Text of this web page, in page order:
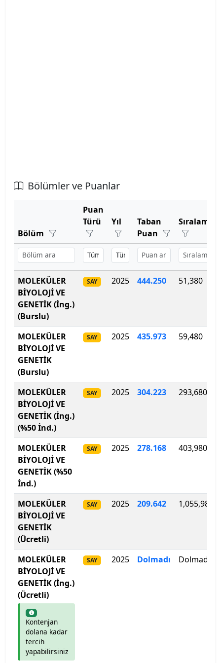
Bartın Üniversitesi
Başkent Üniversitesi
Başkent Üniversitesi
Başkent Üniversitesi
Batman Üniversitesi
Bayburt Üniversitesi
Beykoz Üniversitesi
Bezm-İ Alem Vakıf Üniversitesi
Bilecik Şeyh Edebali Üniversitesi
Bingöl Üniversitesi
Biruni Üniversitesi
Bitlis Eren Üniversitesi
Boğaziçi Üniversitesi
Bolu Abant İzzet Baysal Üniversitesi
Burdur Mehmet Akif Ersoy Üniversitesi
Bursa Teknik Üniversitesi
Bursa Uludağ Üniversitesi
Çağ Üniversitesi
Çanakkale Onsekiz Mart Üniversitesi
Bölümler ve Puanlar
Bölüm
Puan
Türü
Yıl
Taban
Puan
Sıralama
MOLEKÜLER
BİYOLOJİ VE
GENETİK (İng.)
(Burslu)
SAY 2025 444.250 51,380
MOLEKÜLER
BİYOLOJİ VE
GENETİK
(Burslu)
SAY 2025 435.973 59,480
MOLEKÜLER
BİYOLOJİ VE
GENETİK (İng.)
(%50 İnd.)
SAY 2025 304.223 293,680
MOLEKÜLER
BİYOLOJİ VE
GENETİK (%50
İnd.)
SAY 2025 278.168 403,980
MOLEKÜLER
BİYOLOJİ VE
GENETİK
(Ücretli)
SAY 2025 209.642 1,055,980
MOLEKÜLER
BİYOLOJİ VE
GENETİK (İng.)
(Ücretli)
Kontenjan
dolana kadar
tercih
yapabilirsiniz
SAY 2025 Dolmadı Dolmadı